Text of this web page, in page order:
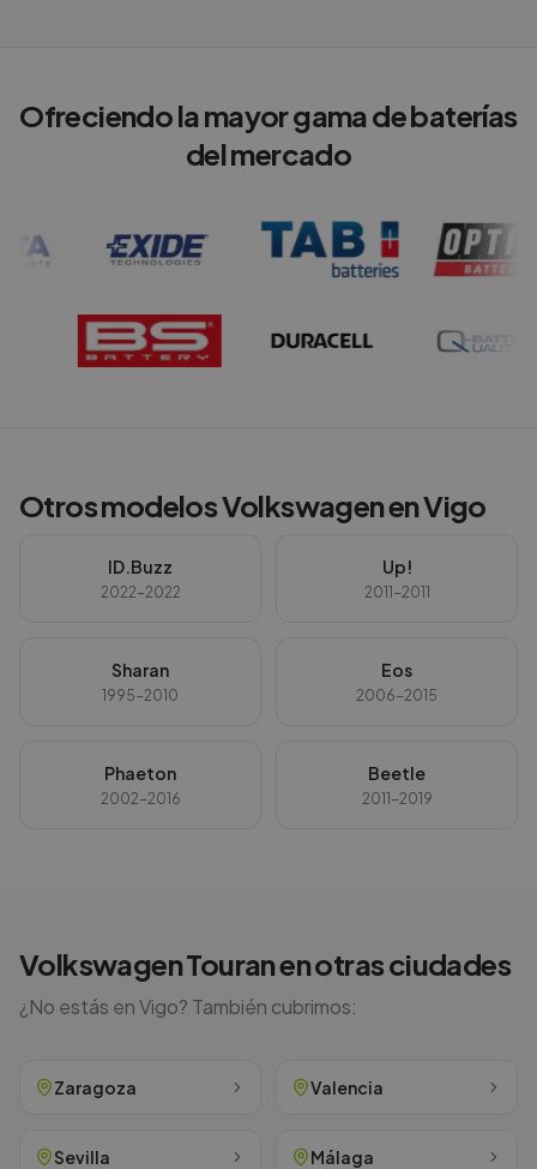
Ofreciendo la mayor gama de baterías
del mercado
Otros modelosVolkswagenenVigo
ID.Buzz
2022-2022
Up!
2011-2011
Sharan
1995-2010
Eos
2006-2015
Phaeton
2002-2016
Beetle
2011-2019
VolkswagenTouranen otras ciudades
¿No estás enVigo? También cubrimos:
Zaragoza Valencia
Sevilla Málaga